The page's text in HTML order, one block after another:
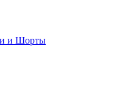
и Шорты